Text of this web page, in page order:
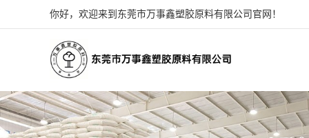
你好，欢迎来到东莞市万事鑫塑胶原料有限公司官网！